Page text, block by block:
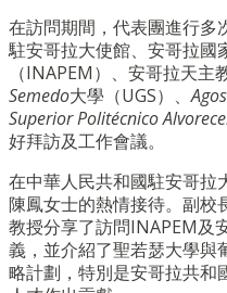
在訪問期間，代表團進行多
駐安哥拉大使館、安哥拉國
（INAPEM）、安哥拉天主
Semedo大學（UGS）、
Superior Politécnico
好拜訪及工作會議。
在中華人民共和國駐安哥拉
陳鳳女士的熱情接待。副
教授分享了訪問INAPEM及
義，並介紹了聖若瑟大學與
略計劃，特別是安哥拉共和